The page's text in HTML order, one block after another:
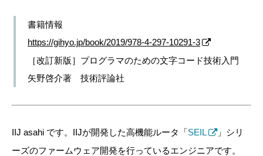
書籍情報
https://gihyo.jp/book/2019/978-4-297-10291-3
［改訂新版］プログラマのための文字コード技術入門
矢野啓介著 技術評論社
IIJ asahi です。IIJが開発した高機能ルータ「SEIL
」シリ
ーズのファームウェア開発を行っているエンジニアです。